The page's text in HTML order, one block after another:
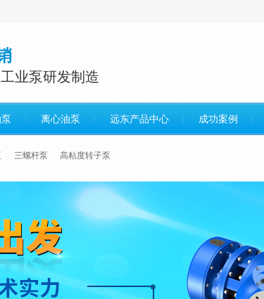
业泵研发制造
离心油泵 远东产品中心 成功案例
三螺杆泵 高粘度转子泵